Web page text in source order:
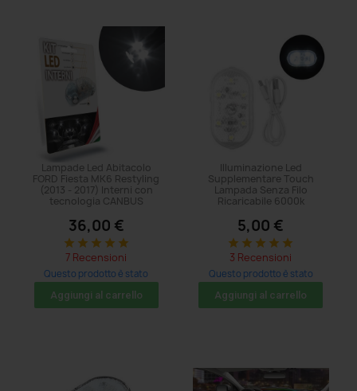
Lampade Led Abitacolo
FORD Fiesta MK6 Restyling
(2013 - 2017) Interni con
tecnologia CANBUS
36,00 €
star star star star star
7 Recensioni
Questo prodotto è stato
acquistato: 8 volte
Aggiungi al carrello
Illuminazione Led
Supplementare Touch
Lampada Senza Filo
Ricaricabile 6000k
5,00 €
star star star star star
3 Recensioni
Questo prodotto è stato
acquistato: 110 volte
Aggiungi al carrello